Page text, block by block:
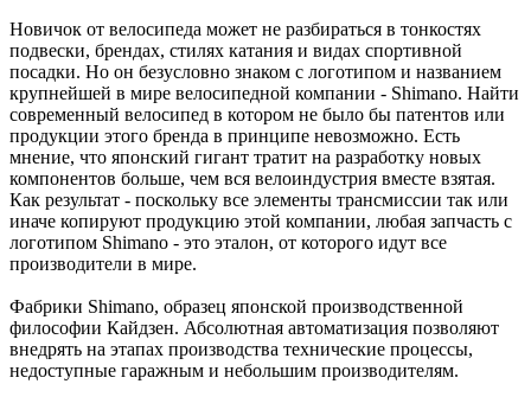
Новичок от велосипеда может не разбираться в тонкостях
подвески, брендах, стилях катания и видах спортивной
посадки. Но он безусловно знаком с логотипом и названием
крупнейшей в мире велосипедной компании - Shimano. Найти
современный велосипед в котором не было бы патентов или
продукции этого бренда в принципе невозможно. Есть
мнение, что японский гигант тратит на разработку новых
компонентов больше, чем вся велоиндустрия вместе взятая.
Как результат - поскольку все элементы трансмиссии так или
иначе копируют продукцию этой компании, любая запчасть с
логотипом Shimano - это эталон, от которого идут все
производители в мире.
Фабрики Shimano, образец японской производственной
философии Кайдзен. Абсолютная автоматизация позволяют
внедрять на этапах производства технические процессы,
недоступные гаражным и небольшим производителям.